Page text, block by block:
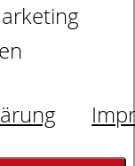
schon jetzt
für
den Test!